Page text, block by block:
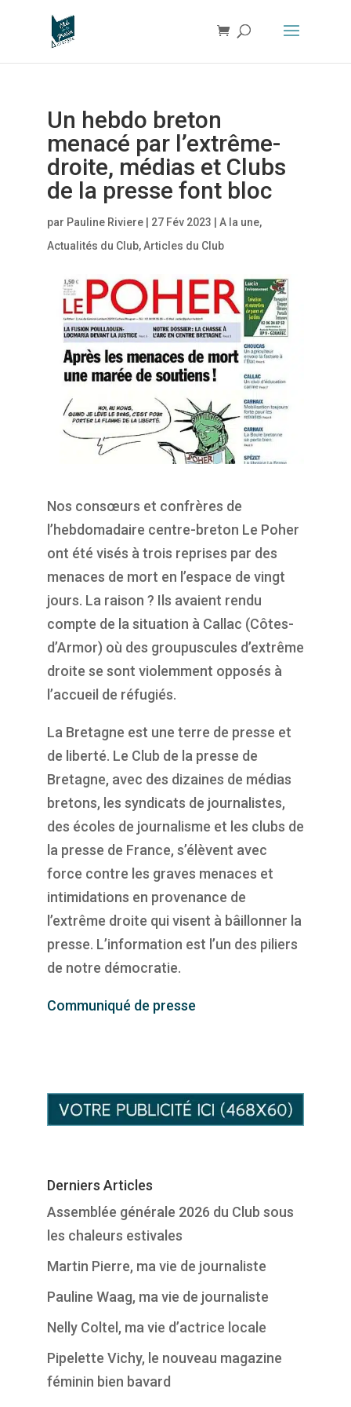
Un hebdo breton
menacé par l’extrême-
droite, médias et Clubs
de la presse font bloc
par Pauline Riviere| 27 Fév 2023 A la une,
Actualités du Club,Articles du Club
Nos consœurs et confrères de
l’hebdomadaire centre-breton Le Poher
ont été visés à trois reprises par des
menaces de mort en l’espace de vingt
jours. La raison ? Ils avaient rendu
compte de la situation à Callac (Côtes-
d’Armor) où des groupuscules d’extrême
droite se sont violemment opposés à
l’accueil de réfugiés.
La Bretagne est une terre de presse et
de liberté. Le Club de la presse de
Bretagne, avec des dizaines de médias
bretons, les syndicats de journalistes,
des écoles de journalisme et les clubs de
la presse de France, s’élèvent avec
force contre les graves menaces et
intimidations en provenance de
l’extrême droite qui visent à bâillonner la
presse. L’information est l’un des piliers
de notre démocratie.
Communiqué de presse
Derniers Articles
Assemblée générale 2026 du Club sous
les chaleurs estivales
Martin Pierre, ma vie de journaliste
Pauline Waag, ma vie de journaliste
Nelly Coltel, ma vie d’actrice locale
Pipelette Vichy, le nouveau magazine
féminin bien bavard